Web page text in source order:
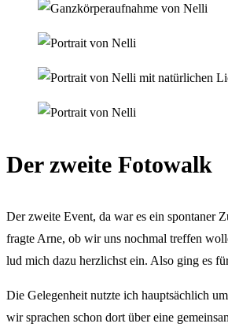
Der zweite Fotowalk
Der zweite Event, da war es ein spontaner
fragte Arne, ob wir uns nochmal treffen
lud mich dazu herzlichst ein. Also ging es
Die Gelegenheit nutzte ich hauptsächlich
wir sprachen schon dort über eine